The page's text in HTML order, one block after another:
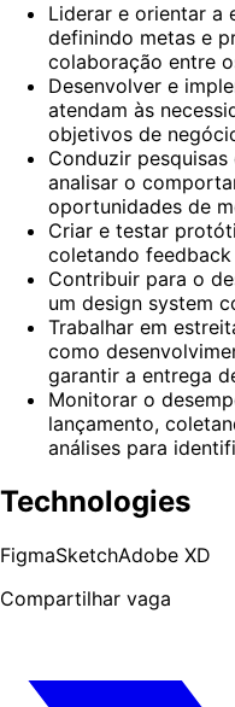
Liderar e orientar a
definindo metas e
colaboração entre
Desenvolver e
atendam às
objetivos de
Conduzir
analisar o
oportunidades de
Criar e testar
coletando
Contribuir para o
um design system
Trabalhar em
como
garantir a entrega
Monitorar o
lançamento,
análises para
Technologies
FigmaSketchAdobe XD
Compartilhar vaga